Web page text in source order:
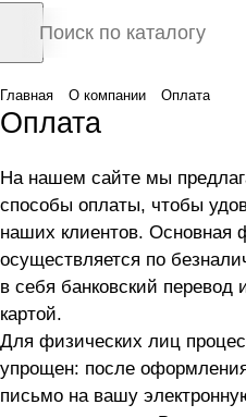
Главная О компании Оплата
Оплата
На нашем сайте мы
способы оплаты, чтобы
наших клиентов. Основная
осуществляется по
в себя банковский перевод
картой.
Для физических лиц
упрощен: после
письмо на вашу